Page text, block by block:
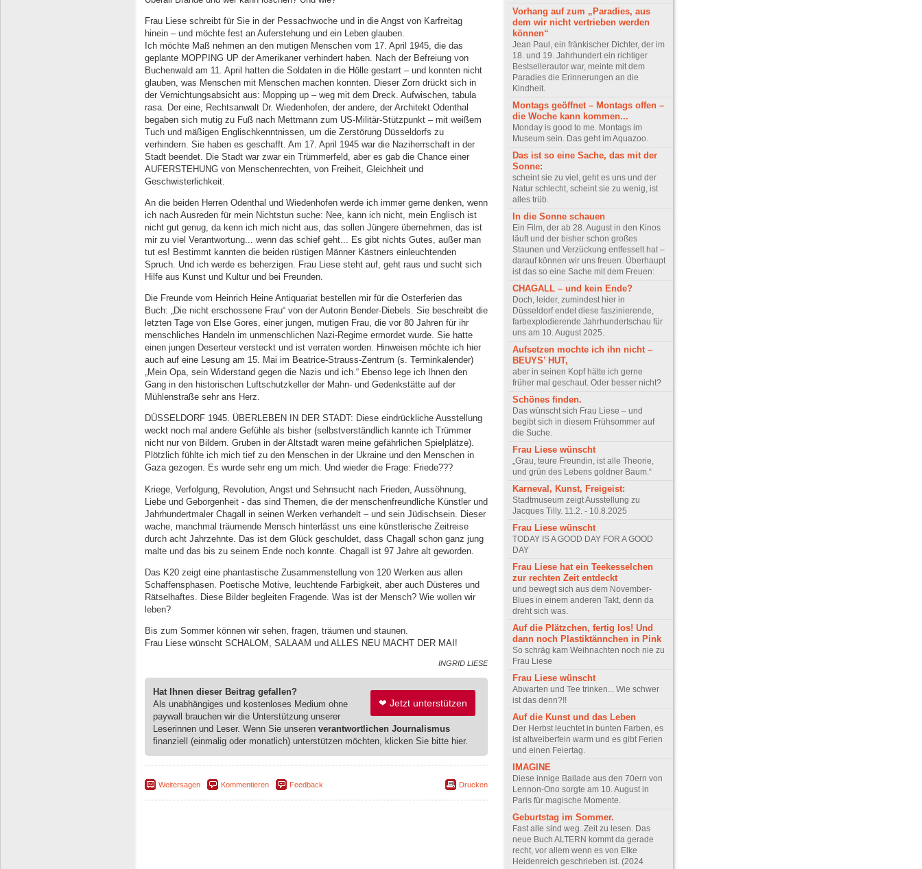
Frau Liese schreibt für Sie in der Pessachwoche und in die Angst von Karfreitag
hinein – und möchte fest an Auferstehung und ein Leben glauben.
Ich möchte Maß nehmen an den mutigen Menschen vom 17. April 1945, die das
geplante MOPPING UP der Amerikaner verhindert haben. Nach der Befreiung von
Buchenwald am 11. April hatten die Soldaten in die Hölle gestarrt – und konnten nicht
glauben, was Men­schen mit Menschen machen konnten. Dieser Zorn drückt sich in
der Vernichtungsabsicht aus: Mopping up – weg mit dem Dreck. Aufwischen, tabula
rasa. Der eine, Rechtsanwalt Dr. Wiedenhofen, der andere, der Architekt Odenthal
begaben sich mutig zu Fuß nach Mettmann zum US-Militär-Stützpunkt – mit weißem
Tuch und mäßigen Englischkenntnissen, um die Zerstörung Düsseldorfs zu
verhindern. Sie haben es geschafft. Am 17. April 1945 war die Naziherrschaft in der
Stadt beendet. Die Stadt war zwar ein Trüm­merfeld, aber es gab die Chance einer
AUFERSTEHUNG von Menschenrechten, von Freiheit, Gleichheit und
Geschwisterlichkeit.
An die beiden Herren Odenthal und Wiedenhofen wer­de ich immer gerne denken, wenn
ich nach Ausreden für mein Nichtstun suche: Nee, kann ich nicht, mein Englisch ist
nicht gut genug, da kenn ich mich nicht aus, das sollen Jüngere übernehmen, das ist
mir zu viel Verantwortung... wenn das schief geht... Es gibt nichts Gutes, außer man
tut es! Bestimmt kannten die beiden rüstigen Männer Kästners einleuchtenden
Spruch. Und ich werde es beherzigen. Frau Liese steht auf, geht raus und sucht sich
Hilfe aus Kunst und Kultur und bei Freunden.
Die Freunde vom Heinrich Heine Antiquariat bestellen mir für die Osterferien das
Buch: „Die nicht erschossene Frau“ von der Autorin Bender-Diebels. Sie be­schreibt die
letzten Tage von Else Gores, einer jungen, mutigen Frau, die vor 80 Jahren für ihr
menschliches Handeln im unmenschlichen Nazi-Regime ermordet wurde. Sie hatte
einen jungen Deserteur versteckt und ist verraten worden. Hinweisen möchte ich hier
auch auf eine Lesung am 15. Mai im Beatrice-Strauss-Zen­trum (s. Ter­minkalender)
„Mein Opa, sein Wider­stand gegen die Nazis und ich.“ Ebenso lege ich Ihnen den
Gang in den historischen Luftschutzkeller der Mahn- und Gedenkstätte auf der
Mühlenstraße sehr ans Herz.
DÜSSELDORF 1945. ÜBERLEBEN IN DER STADT: Diese eindrückliche Ausstellung
weckt noch mal andere Gefühle als bisher (selbstverständlich kannte ich Trümmer
nicht nur von Bildern. Gruben in der Altstadt waren meine gefährlichen Spielplätze).
Plötzlich fühlte ich mich tief zu den Menschen in der Ukraine und den Menschen in
Gaza gezogen. Es wurde sehr eng um mich. Und wieder die Frage: Friede???
Kriege, Verfolgung, Revolution, Angst und Sehnsucht nach Frieden, Aussöhnung,
Liebe und Geborgenheit - das sind Themen, die der menschenfreundliche Künst­ler und
Jahrhundertmaler Chagall in seinen We­rken verhandelt – und sein Jüdischsein. Dieser
wache, manchmal träumende Mensch hinterlässt uns eine künstlerische Zeitreise
durch acht Jahrzehnte. Das ist dem Glück geschuldet, dass Chagall schon ganz jung
malte und das bis zu seinem Ende noch konnte. Chagall ist 97 Jahre alt geworden.
Das K20 zeigt eine phantastische Zusammenstellung von 120 Werken aus allen
Schaffensphasen. Poetische Motive, leuchtende Farbigkeit, aber auch Düsteres und
Rätselhaftes. Diese Bilder begleiten Fragende. Was ist der Mensch? Wie wollen wir
leben?
Bis zum Sommer können wir sehen, fragen, träumen und staunen.
Frau Liese wünscht SCHALOM, SALAAM und ALLES NEU MACHT DER MAI!
INGRID LIESE
❤ Jetzt unterstützen
Hat Ihnen dieser Beitrag gefallen?
Als unabhängiges und kostenloses Medium ohne
paywall brauchen wir die Unterstützung unserer
Leserinnen und Leser. Wenn Sie unseren verantwortlichen Journalismus
finanziell (einmalig oder monatlich) unterstützen möchten, klicken Sie bitte hier.
Weitersagen Kommentieren Feedback Drucken
Vorhang auf zum „Paradies, aus
dem wir nicht vertrieben werden
können“
Jean Paul, ein fränkischer Dichter, der im
18. und 19. Jahrhundert ein richtiger
Bestsellerautor war, meinte mit dem
Paradies die Erinnerungen an die
Kindheit.
Montags geöffnet – Montags offen –
die Woche kann kommen...
Monday is good to me. Montags im
Museum sein. Das geht im Aquazoo.
Das ist so eine Sache, das mit der
Sonne:
scheint sie zu viel, geht es uns und der
Natur schlecht, scheint sie zu wenig, ist
alles trüb.
In die Sonne schauen
Ein Film, der ab 28. August in den Kinos
läuft und der bisher schon großes
Staunen und Verzückung entfesselt hat –
darauf können wir uns freuen. Überhaupt
ist das so eine Sache mit dem Freuen:
CHAGALL – und kein Ende?
Doch, leider, zumindest hier in
Düsseldorf endet diese faszinierende,
farbexplodierende Jahrhundertschau für
uns am 10. August 2025.
Aufsetzen mochte ich ihn nicht –
BEUYS’ HUT,
aber in seinen Kopf hätte ich gerne
früher mal geschaut. Oder besser nicht?
Schönes finden.
Das wünscht sich Frau Liese – und
begibt sich in diesem Frühsommer auf
die Suche.
Frau Liese wünscht
„Grau, teure Freundin, ist alle Theorie,
und grün des Lebens goldner Baum.“
Karneval, Kunst, Freigeist:
Stadtmuseum zeigt Ausstellung zu
Jacques Tilly. 11.2. - 10.8.2025
Frau Liese wünscht
TODAY IS A GOOD DAY FOR A GOOD
DAY
Frau Liese hat ein Teekesselchen
zur rechten Zeit entdeckt
und bewegt sich aus dem November-
Blues in einem anderen Takt, denn da
dreht sich was.
Auf die Plätzchen, fertig los! Und
dann noch Plastiktännchen in Pink
So schräg kam Weihnachten noch nie zu
Frau Liese
Frau Liese wünscht
Abwarten und Tee trinken... Wie schwer
ist das denn?!!
Auf die Kunst und das Leben
Der Herbst leuchtet in bunten Farben, es
ist altweiberfein warm und es gibt Ferien
und einen Feiertag.
IMAGINE
Diese innige Ballade aus den 70ern von
Lennon-Ono sorgte am 10. August in
Paris für magische Momente.
Geburtstag im Sommer.
Fast alle sind weg. Zeit zu lesen. Das
neue Buch ALTERN kommt da gerade
recht, vor allem wenn es von Elke
Heidenreich geschrieben ist. (2024